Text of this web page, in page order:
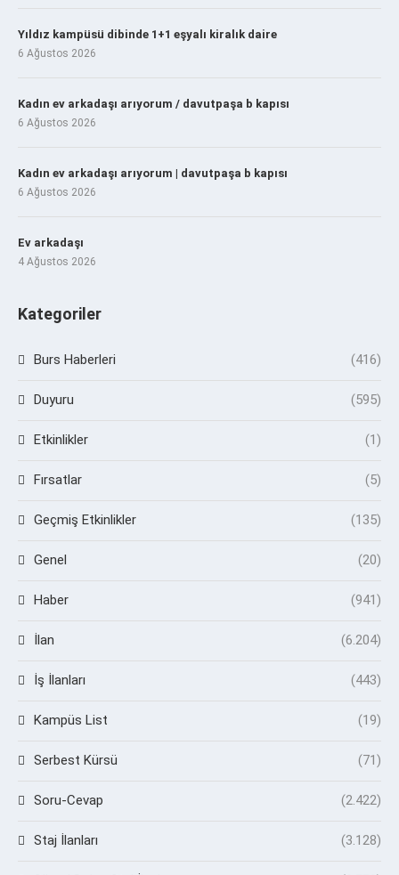
Yıldız kampüsü dibinde 1+1 eşyalı kiralık daire
6 Ağustos 2026
Kadın ev arkadaşı arıyorum / davutpaşa b kapısı
6 Ağustos 2026
Kadın ev arkadaşı arıyorum | davutpaşa b kapısı
6 Ağustos 2026
Ev arkadaşı
4 Ağustos 2026
Kategoriler
Burs Haberleri (416)
Duyuru (595)
Etkinlikler (1)
Fırsatlar (5)
Geçmiş Etkinlikler (135)
Genel (20)
Haber (941)
İlan (6.204)
İş İlanları (443)
Kampüs List (19)
Serbest Kürsü (71)
Soru-Cevap (2.422)
Staj İlanları (3.128)